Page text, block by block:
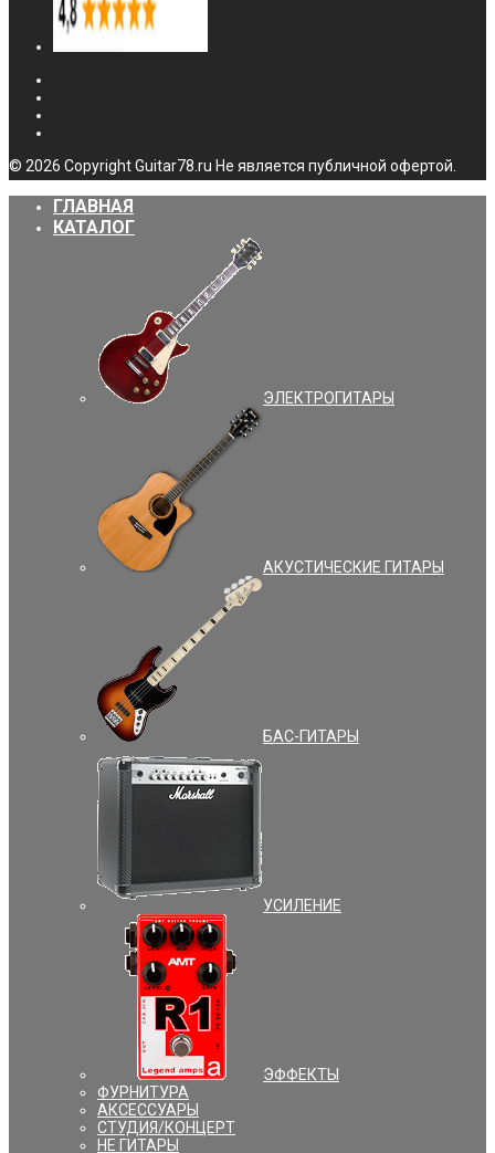
© 2026 Copyright Guitar78.ru Не является публичной офертой.
ГЛАВНАЯ
КАТАЛОГ
ЭЛЕКТРОГИТАРЫ
АКУСТИЧЕСКИЕ ГИТАРЫ
БАС-ГИТАРЫ
УCИЛЕНИЕ
ЭФФЕКТЫ
ФУРНИТУРА
АКСЕССУАРЫ
СТУДИЯ/КОНЦЕРТ
НЕ ГИТАРЫ